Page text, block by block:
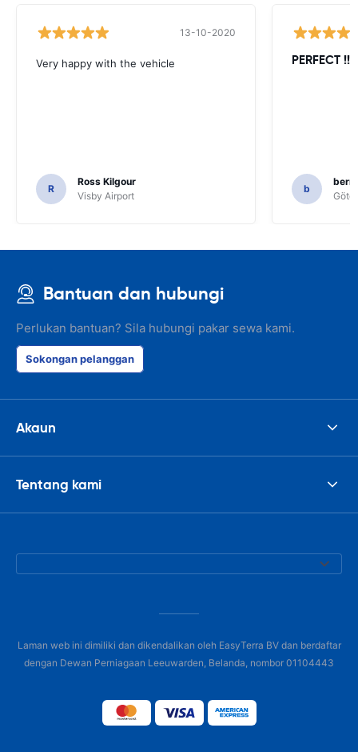
13-10-2020
Very happy with the vehicle
R
Ross Kilgour
Visby Airport
PERFECT
b
Bantuan dan hubungi
Perlukan bantuan? Sila hubungi pakar sewa kami.
Sokongan pelanggan
Akaun
Tentang kami
Laman web ini dimiliki dan dikendalikan oleh EasyTerra BV dan berdaftar
dengan Dewan Perniagaan Leeuwarden, Belanda, nombor 01104443